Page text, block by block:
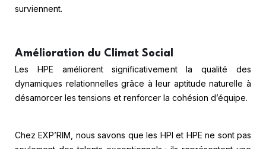
surviennent.
Amélioration du Climat Social
Les HPE améliorent significativement la qualité des
dynamiques relationnelles grâce à leur aptitude naturelle à
désamorcer les tensions et renforcer la cohésion d’équipe.
Chez EXP’RIM, nous savons que les HPI et HPE ne sont pas